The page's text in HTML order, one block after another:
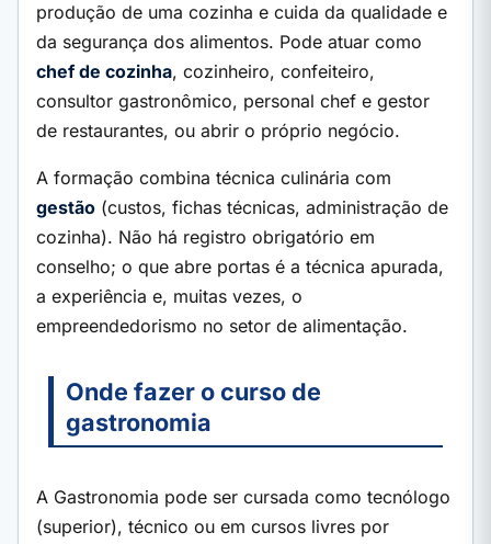
produção de uma cozinha e cuida da qualidade e
da segurança dos alimentos. Pode atuar como
chef de cozinha, cozinheiro, confeiteiro,
consultor gastronômico, personal chef e gestor
de restaurantes, ou abrir o próprio negócio.
A formação combina técnica culinária com
gestão (custos, fichas técnicas, administração de
cozinha). Não há registro obrigatório em
conselho; o que abre portas é a técnica apurada,
a experiência e, muitas vezes, o
empreendedorismo no setor de alimentação.
Onde fazer o curso de
gastronomia
A Gastronomia pode ser cursada como tecnólogo
(superior), técnico ou em cursos livres por